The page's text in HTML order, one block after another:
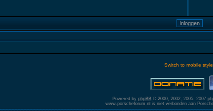
Switch to mobile style
Powered by phpBB© 2000, 2002, 2005, 2007
www.porscheforum.nl is niet verbonden aan